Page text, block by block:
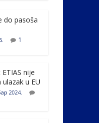
ar
do pasoša
1
nije
u EU
2024.